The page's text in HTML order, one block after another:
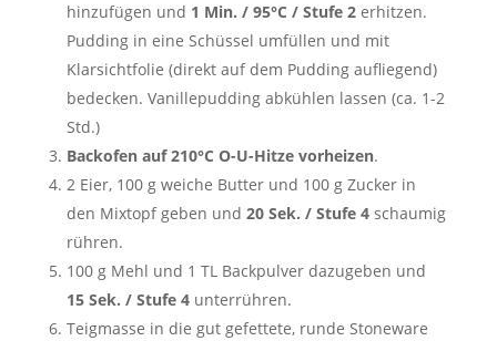
hinzufügen und 1 Min. / 95°C / Stufe 2 erhitzen.
Pudding in eine Schüssel umfüllen und mit
Klarsichtfolie (direkt auf dem Pudding aufliegend)
bedecken. Vanillepudding abkühlen lassen (ca. 1-2
Std.)
Backofen auf 210°C O-U-Hitze vorheizen.
2 Eier, 100 g weiche Butter und 100 g Zucker in
den Mixtopf geben und20 Sek. / Stufe 4 schaumig
rühren.
100 g Mehl und 1 TL Backpulver dazugeben und
15 Sek. / Stufe 4 unterrühren.
Teigmasse in die gut gefettete, runde Stoneware